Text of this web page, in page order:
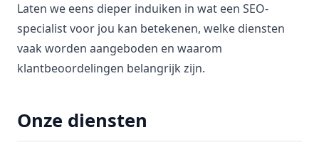
Laten we eens dieper induiken in wat een SEO-
specialist voor jou kan betekenen, welke diensten
vaak worden aangeboden en waarom
klantbeoordelingen belangrijk zijn.
Onze diensten